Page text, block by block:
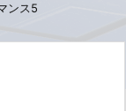

ンス5